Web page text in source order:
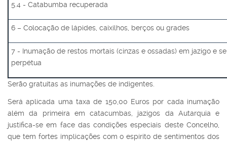
5.4 - Catabumba recuperada
6 – Colocação de lápides, caixilhos, berços ou grades
7 - Inumação de restos mortais (cinzas e ossadas) em jazigo e
perpétua
Serão gratuitas as inumações de indigentes.
Será aplicada uma taxa de 150,00 Euros por cada inumação
além da primeira em catacumbas, jazigos da Autarquia e
justifica-se em face das condições especiais deste Concelho,
que tem fortes implicações com o espírito de sentimentos dos